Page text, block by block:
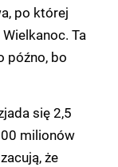
po której
Ta
późno, bo
się 2,5
milionów
że